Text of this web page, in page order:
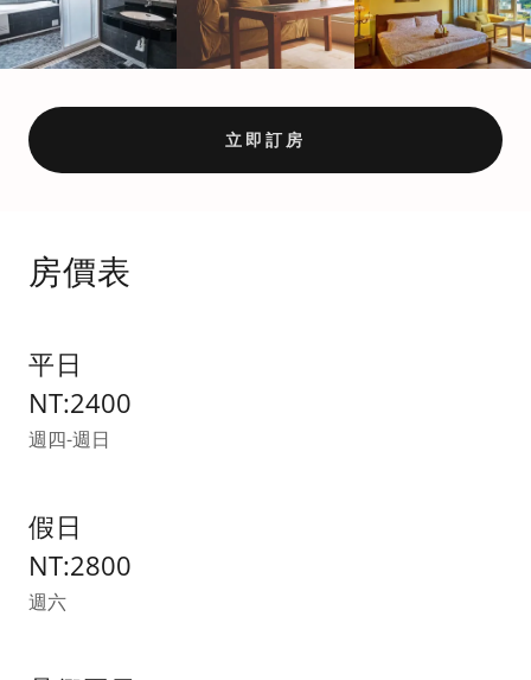
立即訂房
房價表
平日
NT:2400
週四-週日
假日
NT:2800
週六